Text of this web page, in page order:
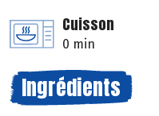
Cuisson
0 min
Ingrédients